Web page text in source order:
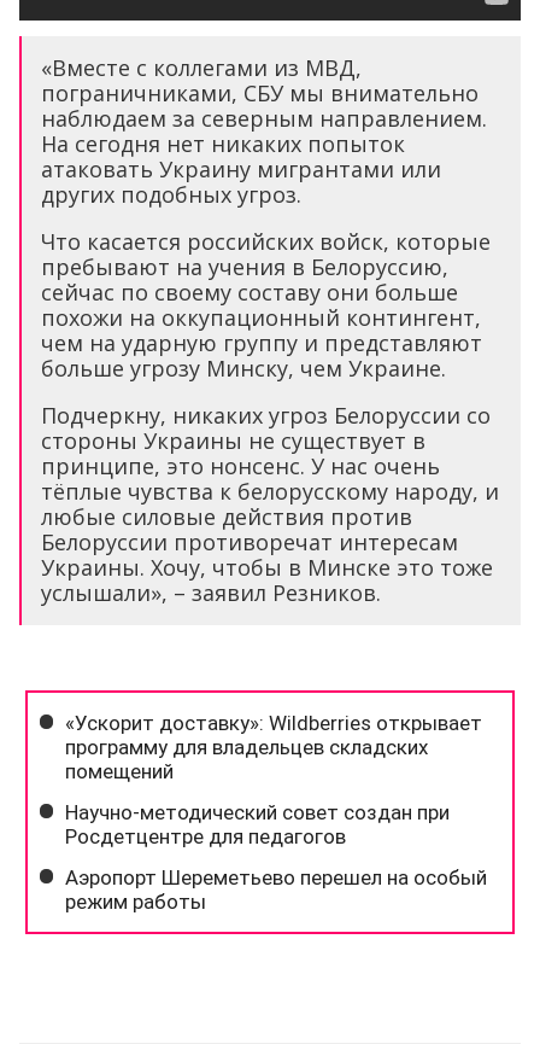
«Вместе с коллегами из МВД,
пограничниками, СБУ мы внимательно
наблюдаем за северным направлением.
На сегодня нет никаких попыток
атаковать Украину мигрантами или
других подобных угроз.
Что касается российских войск, которые
пребывают на учения в Белоруссию,
сейчас по своему составу они больше
похожи на оккупационный контингент,
чем на ударную группу и представляют
больше угрозу Минску, чем Украине.
Подчеркну, никаких угроз Белоруссии со
стороны Украины не существует в
принципе, это нонсенс. У нас очень
тёплые чувства к белорусскому народу, и
любые силовые действия против
Белоруссии противоречат интересам
Украины. Хочу, чтобы в Минске это тоже
услышали», – заявил Резников.